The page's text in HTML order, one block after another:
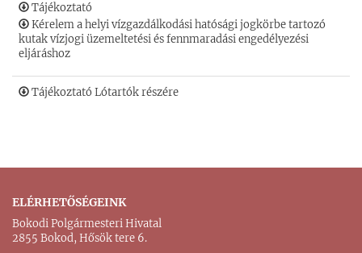
Tájékoztató
Kérelem a helyi vízgazdálkodási hatósági jogkörbe tartozó
kutak vízjogi üzemeltetési és fennmaradási engedélyezési
eljáráshoz
Tájékoztató Lótartók részére
ELÉRHETŐSÉGEINK
Bokodi Polgármesteri Hivatal
2855 Bokod, Hősök tere 6.